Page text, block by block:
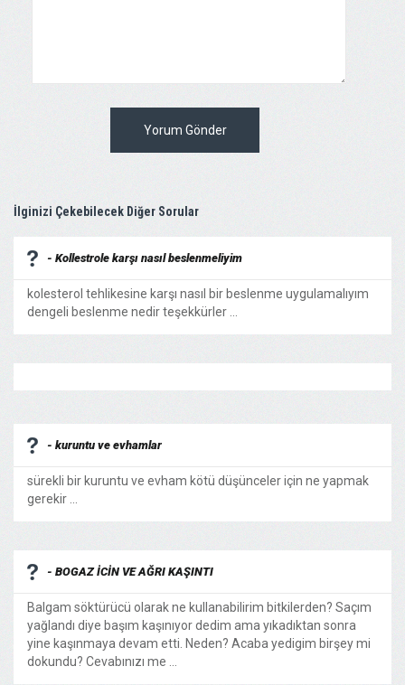
Yorum Gönder
İlginizi Çekebilecek Diğer Sorular
- Kollestrole karşı nasıl beslenmeliyim
kolesterol tehlikesine karşı nasıl bir beslenme uygulamalıyım
dengeli beslenme nedir teşekkürler ...
- kuruntu ve evhamlar
sürekli bir kuruntu ve evham kötü düşünceler için ne yapmak
gerekir ...
- BOGAZ İCİN VE AĞRI KAŞINTI
Balgam söktürücü olarak ne kullanabilirim bitkilerden? Saçım
yağlandı diye başım kaşınıyor dedim ama yıkadıktan sonra
yine kaşınmaya devam etti. Neden? Acaba yedigim birşey mi
dokundu? Cevabınızı me ...